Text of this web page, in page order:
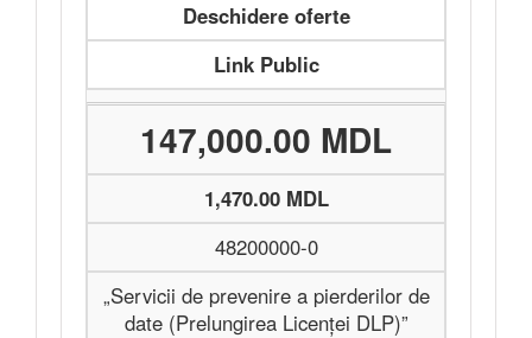
Deschidere oferte
Link Public
147,000.00 MDL
1,470.00 MDL
48200000-0
„Servicii de prevenire a pierderilor de
date (Prelungirea Licenței DLP)”